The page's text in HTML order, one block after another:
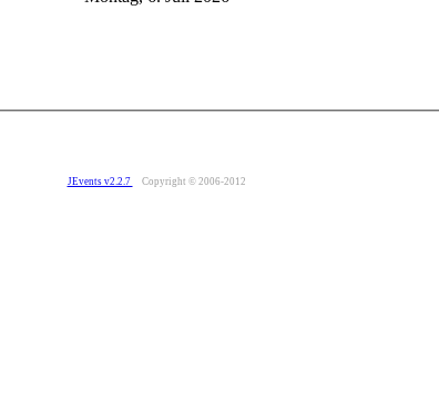
JEvents v2.2.7 Copyright © 2006-2012